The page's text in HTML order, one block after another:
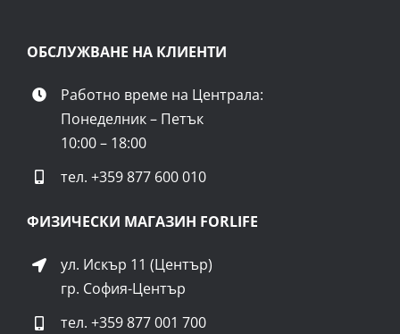
ОБСЛУЖВАНЕ НА КЛИЕНТИ
Работно време на Централа:
Понеделник – Петък
10:00 – 18:00
тел.+359 877 600 010
ФИЗИЧЕСКИ МАГАЗИН FORLIFE
ул. Искър 11 (Център)
гр. София-Център
тел.+359 877 001 700